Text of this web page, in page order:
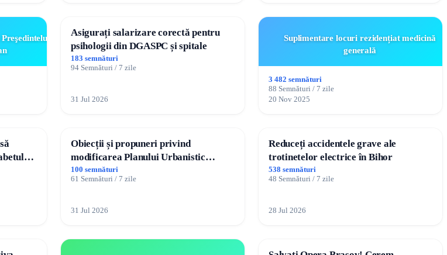
Asigurați salarizare corectă pentru
psihologii din DGASPC și spitale
183 semnături
94 Semnături / 7 zile
31 Jul 2026
Suplimentare locuri rezidențiat medicină
generală
3 482 semnături
88 Semnături / 7 zile
20 Nov 2025
Obiecții și propuneri privind
modificarea Planului Urbanistic
General al orașului Ialoveni
100 semnături
61 Semnături / 7 zile
31 Jul 2026
Reduceți accidentele grave ale
trotinetelor electrice în Bihor
538 semnături
48 Semnături / 7 zile
28 Jul 2026